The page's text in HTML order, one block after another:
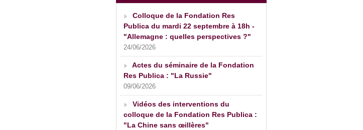
Colloque de la Fondation Res
Publica du mardi 22 septembre à 18h -
"Allemagne : quelles perspectives ?"
24/06/2026
Actes du séminaire de la Fondation
Res Publica : "La Russie"
09/06/2026
Vidéos des interventions du
colloque de la Fondation Res Publica :
"La Chine sans œillères"